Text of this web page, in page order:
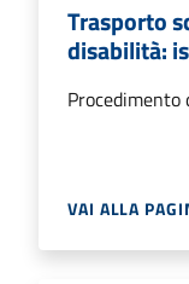
Trasporto
disabilità:
Procedimento
VAI ALLA